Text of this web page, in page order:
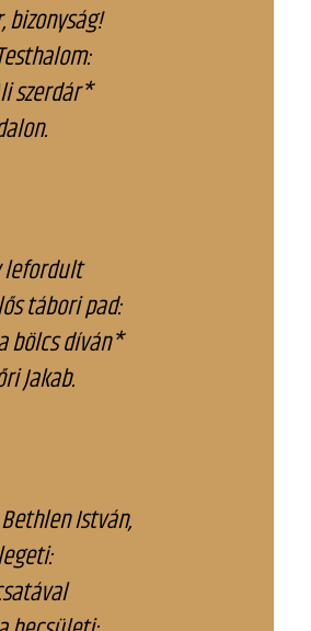
bizonyság!
Ali szerdár*
lefordult
tábori pad:
a bölcs díván*
Jakab.
István,